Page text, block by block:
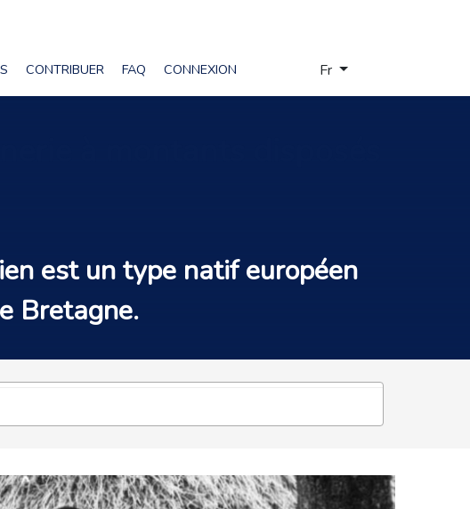
CONTRIBUER FAQ CONNEXION Sélectionnez votre langue
Fr
est untype natif européen
Bretagne.